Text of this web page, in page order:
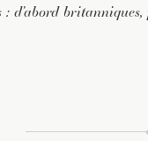
: d’abord